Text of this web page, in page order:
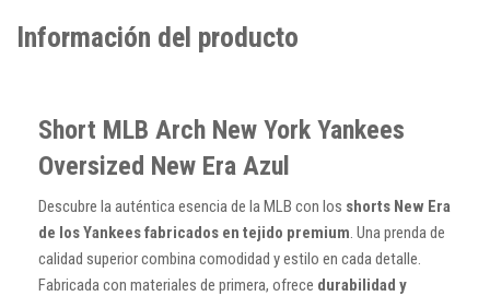
Información del producto
Short MLB Arch New York Yankees
Oversized New Era Azul
Descubre la auténtica esencia de la MLB con los shorts New Era
de los Yankees fabricados en tejido premium. Una prenda de
calidad superior combina comodidad y estilo en cada detalle.
Fabricada con materiales de primera, ofrece durabilidad y